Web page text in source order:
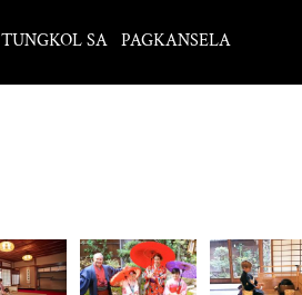
TUNGKOL SA PAGKANSELA